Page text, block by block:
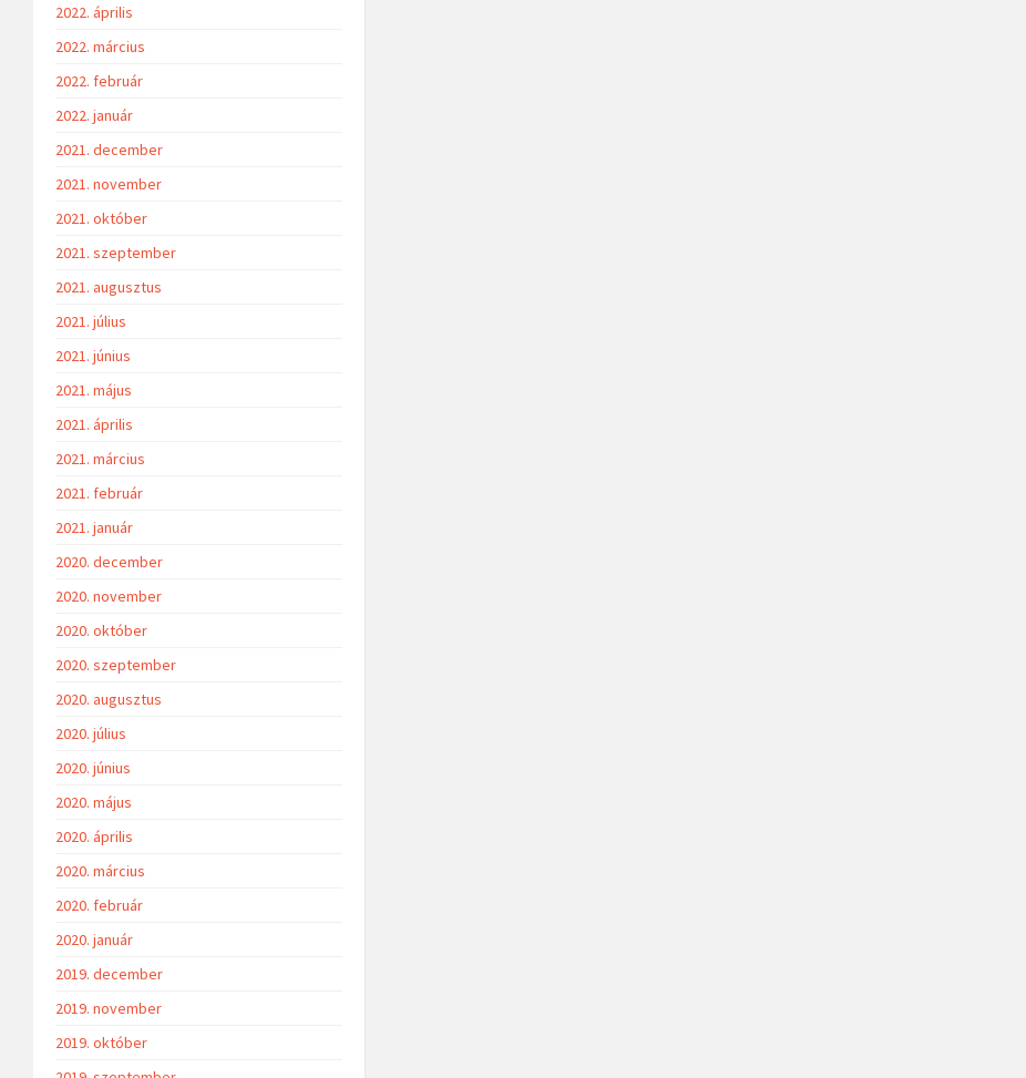
2022. április
2022. március
2022. február
2022. január
2021. december
2021. november
2021. október
2021. szeptember
2021. augusztus
2021. július
2021. június
2021. május
2021. április
2021. március
2021. február
2021. január
2020. december
2020. november
2020. október
2020. szeptember
2020. augusztus
2020. július
2020. június
2020. május
2020. április
2020. március
2020. február
2020. január
2019. december
2019. november
2019. október